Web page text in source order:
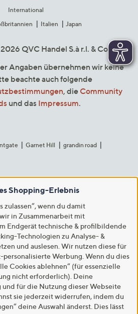
International
Italien Japan
QVC Handel S.à r.l. & Co. KG
Angaben übernehmen wir keine
beachte auch folgende
, die Community
und das Impressum.
Garnet Hill
grandin road
Shopping-Erlebnis
zulassen“, wenn du damit
in Zusammenarbeit mit
Endgerät technische & profilbildende
Technologien zu Analyse- &
und auslesen. Wir nutzen diese für
Werbung. Wenn du dies
Cookies ablehnen“ (für essenzielle
nicht erforderlich). Deine
für die Nutzung dieser Webseite
sie jederzeit widerrufen, indem du
deine Auswahl änderst. Dies lässt